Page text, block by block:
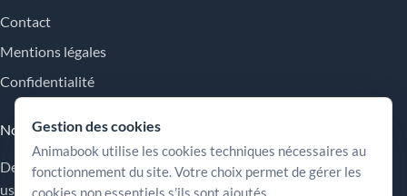
Contact
Mentions légales
Confidentialité
Nos engagements
Des repères simples pour comparer les offres, comprendre les
usages et choisir plus sereinement.
Gestion des cookies
Animabook utilise les cookies techniques nécessaires au
fonctionnement du site. Votre choix permet de gérer les
cookies non essentiels s’ils sont ajoutés.